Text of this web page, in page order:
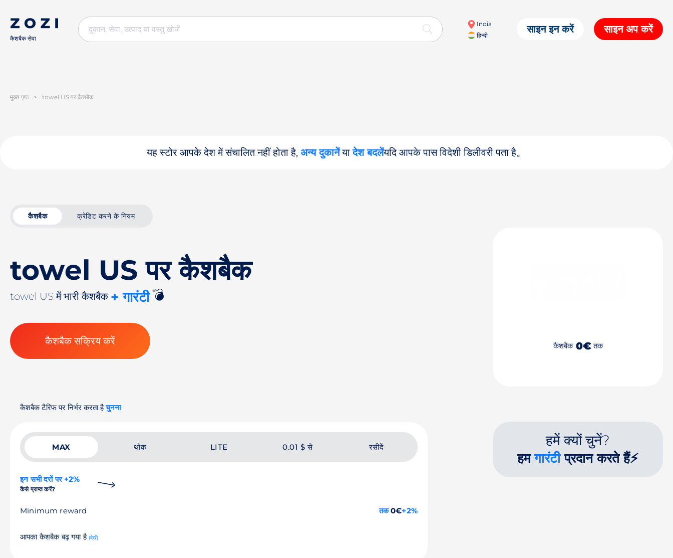
कैशबैक सेवा
India
हिन्दी
साइन इन करें साइन अप करें
मुख्य पृष्ठ > towel US पर कैशबैक
यह स्टोर आपके देश में संचालित नहीं होता है, अन्य दुकानेंयादेश बदलेंयदि आपके पास विदेशी डिलीवरी पता है。
कैशबैक क्रेडिट करने के नियम
towel US पर कैशबैक
towel US में भारी कैशबैक + गारंटी💣
कैशबैक सक्रिय करें कैशबैक 0€तक
कैशबैक टैरिफ पर निर्भर करता हैचुनना
MAX थोक LITE 0.01 $ से रसीदें
इन सभी दरों पर +2%
कैसे प्राप्त करें?
Minimum reward तक0€+2%
आपका कैशबैक बढ़ गया है (देखें)
हमें क्यों चुनें?
हमगारंटीप्रदान करते हैं⚡